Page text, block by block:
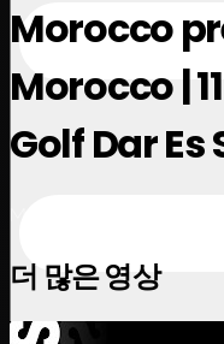
Morocco
Morocco |
Golf Dar
더 많은 영상